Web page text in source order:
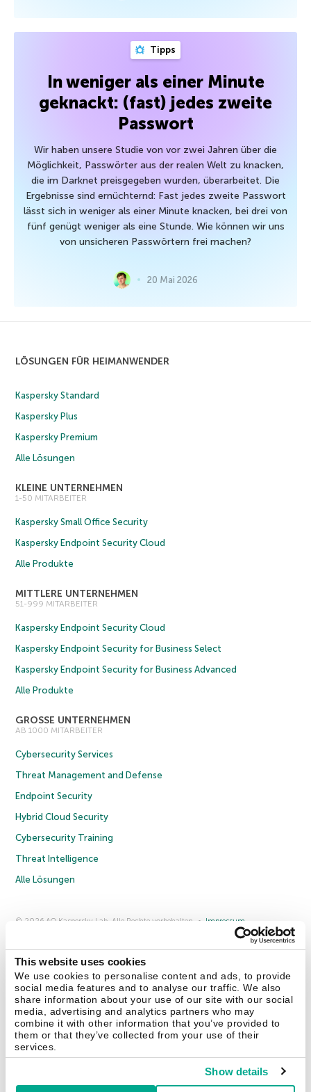
This website uses cookies
We use cookies to personalise content and ads, to provide
social media features and to analyse our traffic. We also
share information about your use of our site with our social
media, advertising and analytics partners who may
combine it with other information that you’ve provided to
them or that they’ve collected from your use of their
services.
Show details
Tipps
In weniger als einer Minute
geknackt: (fast) jedes zweite
Passwort
Wir haben unsere Studie von vor zwei Jahren über die
Möglichkeit, Passwörter aus der realen Welt zu knacken,
die im Darknet preisgegeben wurden, überarbeitet. Die
Ergebnisse sind ernüchternd: Fast jedes zweite Passwort
lässt sich in weniger als einer Minute knacken, bei drei von
fünf genügt weniger als eine Stunde. Wie können wir uns
von unsicheren Passwörtern frei machen?
20 Mai 2026
LÖSUNGEN FÜR HEIMANWENDER
Kaspersky Standard
Kaspersky Plus
Kaspersky Premium
Alle Lösungen
KLEINE UNTERNEHMEN
1-50 MITARBEITER
Kaspersky Small Office Security
Kaspersky Endpoint Security Cloud
Alle Produkte
MITTLERE UNTERNEHMEN
51-999 MITARBEITER
Kaspersky Endpoint Security Cloud
Kaspersky Endpoint Security for Business Select
Kaspersky Endpoint Security for Business Advanced
Alle Produkte
GROSSE UNTERNEHMEN
AB 1000 MITARBEITER
Cybersecurity Services
Threat Management and Defense
Endpoint Security
Hybrid Cloud Security
Cybersecurity Training
Threat Intelligence
Alle Lösungen
© 2026 AO Kaspersky Lab. Alle Rechte vorbehalten.
Impressum
Lizenzvereinbarung B2B
Anmeldung zum Newsletter für B2B-Vertriebspartner
Kontakt Über uns Partner Blog
Weitere Informationen
Pressemitteilungen
Securelist Eugene Personal Blog Enzyklopädie